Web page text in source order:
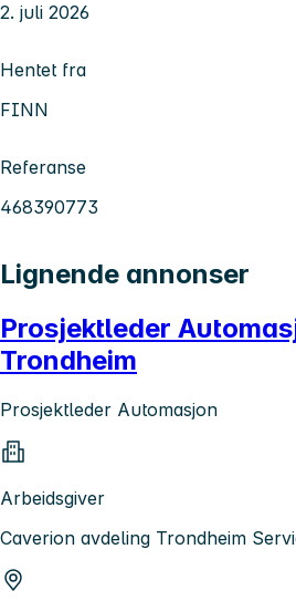
2. juli 2026
Hentet fra
FINN
Referanse
468390773
Lignende annonser
Prosjektleder
Trondheim
Prosjektleder Automasjon
Arbeidsgiver
Caverion avdeling Trondheim